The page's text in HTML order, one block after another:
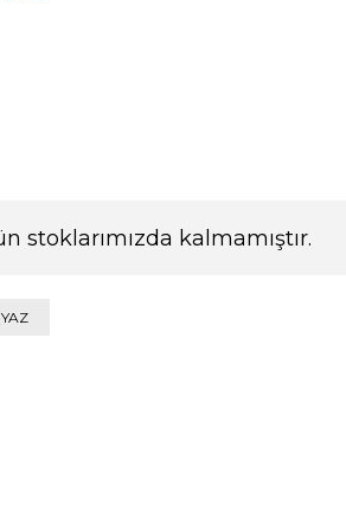
stoklarımızda kalmamıştır.